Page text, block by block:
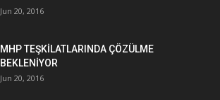
Jun 20, 2016
MHP TEŞKİLATLARINDA ÇÖZÜLME
BEKLENİYOR
Jun 20, 2016